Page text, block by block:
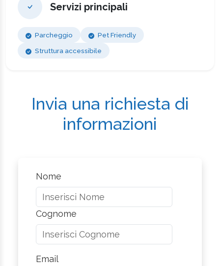
Servizi principali
Parcheggio
Pet Friendly
Struttura accessibile
Invia una richiesta di
informazioni
Nome
Cognome
Email